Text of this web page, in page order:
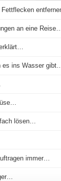
Fettflecken
an eine
es ins Wasser
lösen…
immer…